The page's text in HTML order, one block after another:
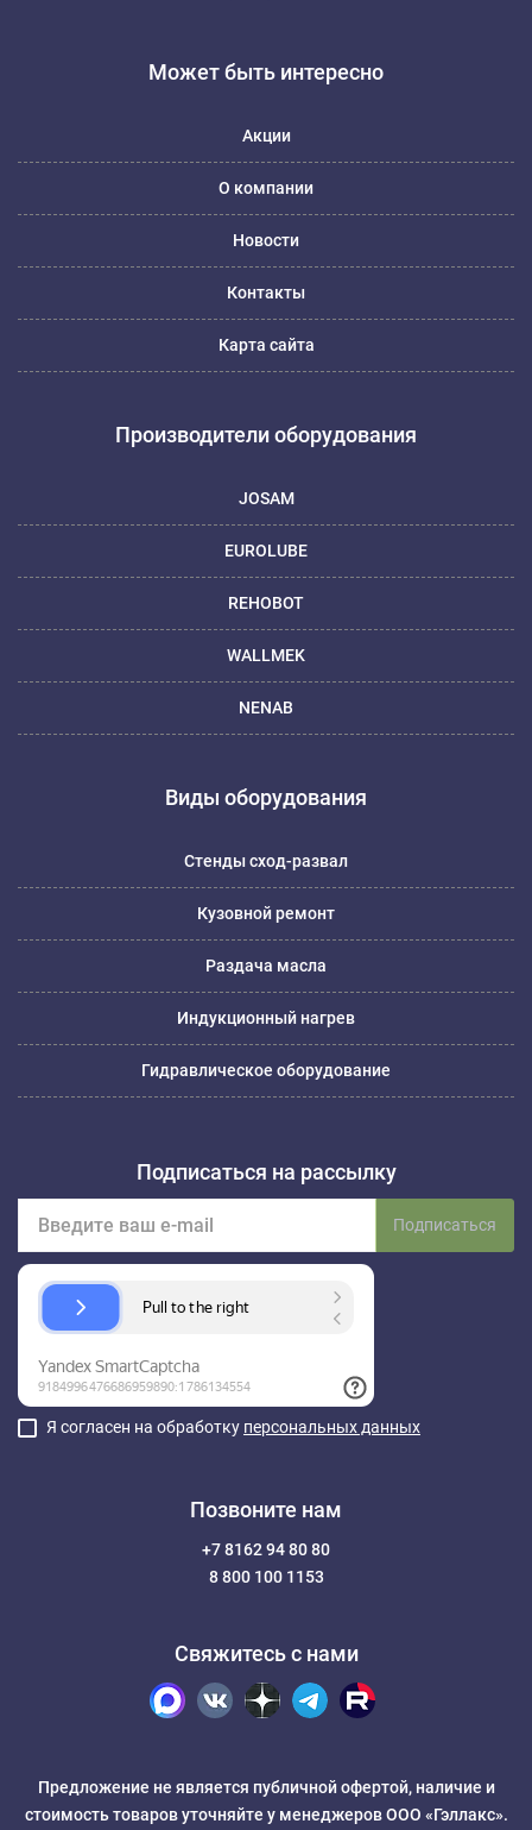
Может быть интересно
Акции
О компании
Новости
Контакты
Карта сайта
Производители оборудования
JOSAM
EUROLUBE
REHOBOT
WALLMEK
NENAB
Виды оборудования
Стенды сход-развал
Кузовной ремонт
Раздача масла
Индукционный нагрев
Гидравлическое оборудование
Подписаться на рассылку
Подписаться
Я согласен на обработку персональных данных
Позвоните нам
+7 8162 94 80 80
8 800 100 1153
Свяжитесь с нами
Предложение не является публичной офертой, наличие и
стоимость товаров уточняйте у менеджеров ООО «Гэллакс».